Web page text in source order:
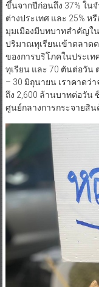
ขึ้นจากปีก่อนถึง 37% ใน
ต่างประเทศ และ 25% ห
มุมเมืองมีบทบาทสำคัญใ
ปริมาณทุเรียนเข้าตลาด
ของการบริโภคในประเท
ทุเรียน และ 70 ตันต่อวัน
– 30 มิถุนายน เราคาดว่
ถึง 2,600 ล้านบาทต่อวัน
ศูนย์กลางการกระจายสิ